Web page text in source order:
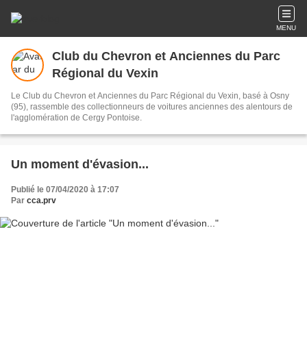
MENU
Club du Chevron et Anciennes du Parc
Régional du Vexin
Le Club du Chevron et Anciennes du Parc Régional du Vexin, basé à Osny
(95), rassemble des collectionneurs de voitures anciennes des alentours de
l'agglomération de Cergy Pontoise.
Un moment d'évasion...
Publié le 07/04/2020 à 17:07
Par cca.prv